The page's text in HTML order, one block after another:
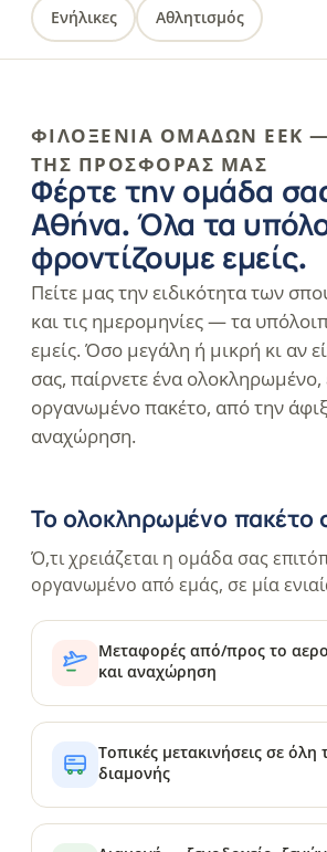
Ενήλικες Αθλητισμός
ΦΙΛΟΞΕΝΊΑ ΟΜΆΔΩΝ ΕΕΚ
ΤΗΣ ΠΡΟΣΦΟΡΆΣ ΜΑΣ
Φέρτε την ομάδα
Αθήνα. Όλα τα
φροντίζουμε εμείς.
Πείτε μας την ειδικότητα των
και τις ημερομηνίες — τα
εμείς. Όσο μεγάλη ή μικρή κι αν
σας, παίρνετε ένα
οργανωμένο πακέτο, από την
αναχώρηση.
Το ολοκληρωμένο πακέτο
Ό,τι χρειάζεται η ομάδα σας
οργανωμένο από εμάς, σε μία
Μεταφορές από/προς το
και αναχώρηση
Τοπικές μετακινήσεις σε όλη
διαμονής